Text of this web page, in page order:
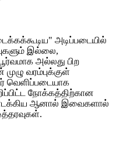
அடிப்படையில்
இல்லை,
அல்லது பிற
வரம்புக்குள்
வெளிப்படையாக
நோக்கத்திற்கான
ஆனால் இவைகளால்